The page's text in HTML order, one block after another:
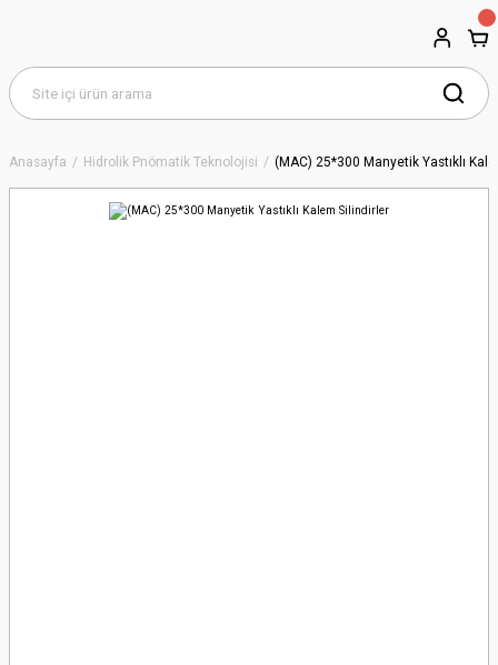
Anasayfa Hidrolik Pnömatik Teknolojisi (MAC) 25*300 Manyetik Yastıklı